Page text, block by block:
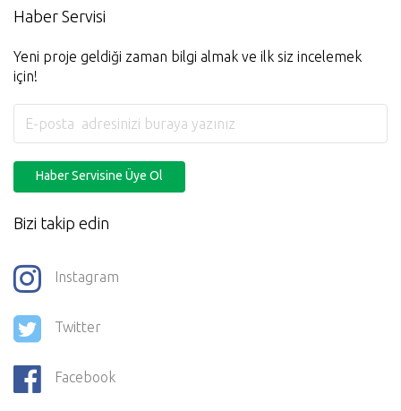
Haber Servisi
Yeni proje geldiği zaman bilgi almak ve ilk siz incelemek
için!
Haber Servisine Üye Ol
Bizi takip edin
Instagram
Twitter
Facebook